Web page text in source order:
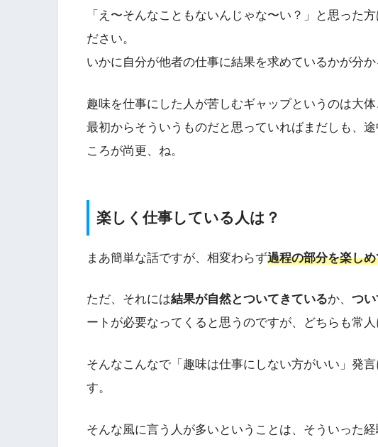
「え〜そんなこともないんじゃな〜い？」と思った方
ださい。
いかに自分が他者の仕事に結果を求めているかが分か
趣味を仕事にした人が苦しむギャップというのは大
最初からそういうものだと思っていればまだしも、
ころが尚更、ね。
楽しく仕事している人は？
まあ簡単な話ですが、相変わらず過程の部分を楽し
ただ、それには結果が自然とついてきているか、 つ
ートが必要なってくると思うのですが、どちらも常
そんなこんなで「趣味は仕事にしない方がいい」発
す。
そんな風に言う人が多いということは、そういった